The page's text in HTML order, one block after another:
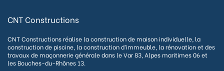
CNT Constructions
CNT Constructions réalise la construction de maison individuelle, la
construction de piscine, la construction d’immeuble, la rénovation et des
travaux de maçonnerie générale dans le Var 83, Alpes maritimes 06 et
les Bouches-du-Rhônes 13.